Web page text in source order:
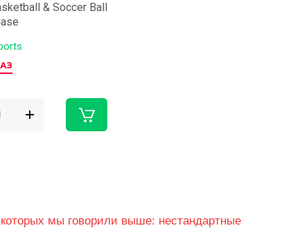
& Soccer Ball
мы говорили выше: нестандартные